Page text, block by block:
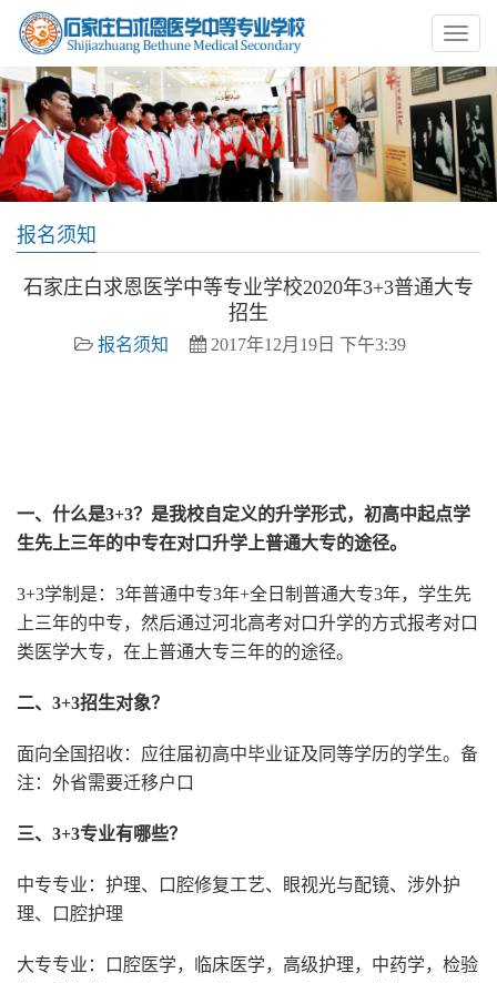
报名须知
石家庄白求恩医学中等专业学校2020年3+3普通大专
招生
报名须知 2017年12月19日 下午3:39
一、什么是3+3？是我校自定义的升学形式，初高中起点学
生先上三年的中专在对口升学上普通大专的途径。
3+3学制是：3年普通中专3年+全日制普通大专3年，学生先
上三年的中专，然后通过河北高考对口升学的方式报考对口
类医学大专，在上普通大专三年的的途径。
二、3+3招生对象？
面向全国招收：应往届初高中毕业证及同等学历的学生。备
注：外省需要迁移户口
三、3+3专业有哪些？
中专专业：护理、口腔修复工艺、眼视光与配镜、涉外护
理、口腔护理
大专专业：口腔医学，临床医学，高级护理，中药学，检验